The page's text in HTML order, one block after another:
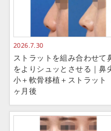
2026.7.30
ストラットを組み合わせて
をよりシュッとさせる｜鼻
小＋軟骨移植＋ストラット
ヶ月後